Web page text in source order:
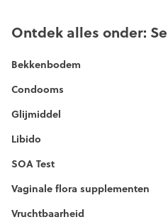
Ontdek alles onder:
Bekkenbodem
Condooms
Glijmiddel
Libido
SOA Test
Vaginale flora supplementen
Vruchtbaarheid